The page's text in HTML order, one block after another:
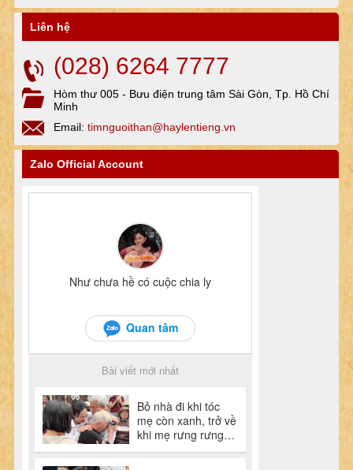
Liên hệ
(028) 6264 7777
Hòm thư 005 - Bưu điện trung tâm Sài Gòn, Tp. Hồ Chí
Minh
Email: timnguoithan@haylentieng.vn
Zalo Official Account